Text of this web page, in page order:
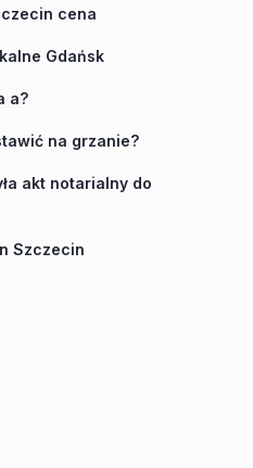
cena
Gdańsk
a?
na grzanie?
akt notarialny do
Szczecin